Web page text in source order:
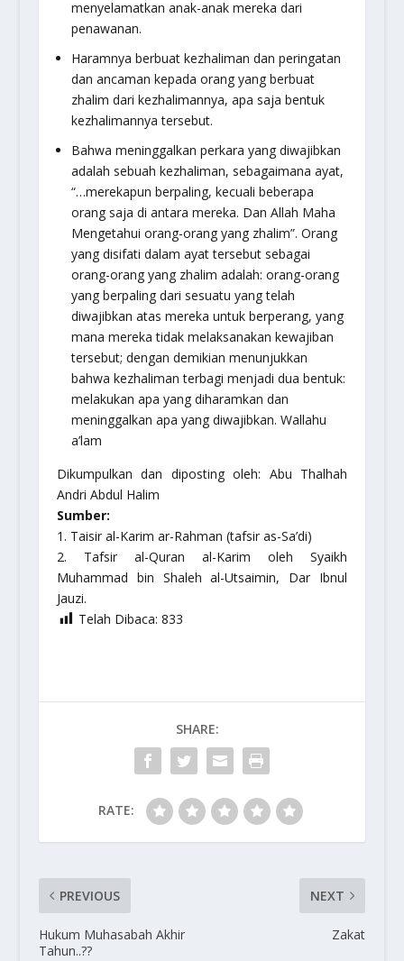
menyelamatkan anak-anak mereka dari
penawanan.
Haramnya berbuat kezhaliman dan peringatan
dan ancaman kepada orang yang berbuat
zhalim dari kezhalimannya, apa saja bentuk
kezhalimannya tersebut.
Bahwa meninggalkan perkara yang diwajibkan
adalah sebuah kezhaliman, sebagaimana ayat,
“…merekapun berpaling, kecuali beberapa
orang saja di antara mereka. Dan Allah Maha
Mengetahui orang-orang yang zhalim”. Orang
yang disifati dalam ayat tersebut sebagai
orang-orang yang zhalim adalah: orang-orang
yang berpaling dari sesuatu yang telah
diwajibkan atas mereka untuk berperang, yang
mana mereka tidak melaksanakan kewajiban
tersebut; dengan demikian menunjukkan
bahwa kezhaliman terbagi menjadi dua bentuk:
melakukan apa yang diharamkan dan
meninggalkan apa yang diwajibkan. Wallahu
a’lam
Dikumpulkan dan diposting oleh: Abu Thalhah
Andri Abdul Halim
Sumber:
1. Taisir al-Karim ar-Rahman (tafsir as-Sa’di)
2. Tafsir al-Quran al-Karim oleh Syaikh
Muhammad bin Shaleh al-Utsaimin, Dar Ibnul
Jauzi.
Telah Dibaca: 833
SHARE:
RATE:
PREVIOUS
Hukum Muhasabah Akhir
Tahun..??
NEXT
Zakat